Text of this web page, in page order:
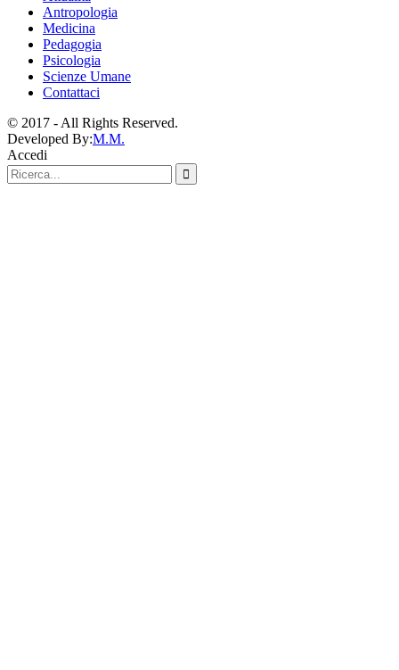
Antropologia
Medicina
Pedagogia
Psicologia
Scienze Umane
Contattaci
© 2017 - All Rights Reserved.
Developed By:M.M.
Accedi